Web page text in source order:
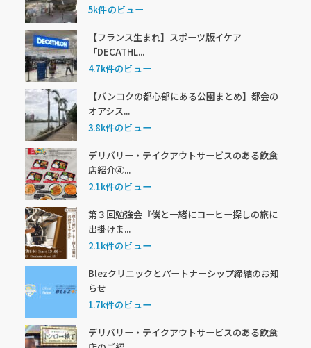
5k件のビュー
【フランス生まれ】スポーツ版イケア
「DECATHL...
4.7k件のビュー
【バンコクの都心部にある公園まとめ】都会の
オアシス...
3.8k件のビュー
デリバリー・テイクアウトサービスのある飲食
店紹介④...
2.1k件のビュー
第３回勉強会『僕と一緒にコーヒー探しの旅に
出掛けま...
2.1k件のビュー
Blezクリニックとパートナーシップ締結のお知
らせ
1.7k件のビュー
デリバリー・テイクアウトサービスのある飲食